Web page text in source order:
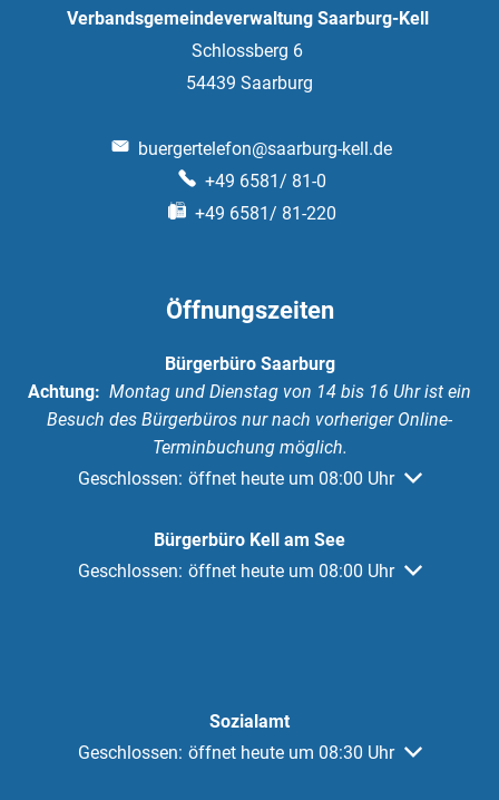
Verbandsgemeindeverwaltung Saarburg-Kell
Schlossberg 6
54439 Saarburg
buergertelefon@saarburg-kell.de
+49 6581/ 81-0
+49 6581/ 81-220
Öffnungszeiten
Bürgerbüro Saarburg
Achtung: Montag und Dienstag von 14 bis 16 Uhr ist ein
Besuch des Bürgerbüros nur nach vorheriger Online-
Terminbuchung möglich.
Klicken, um weitere Öffnungs- oder Schließzeiten
Geschlossen: öffnet heute um 08:00 Uhr
Bürgerbüro Kell am See
Klicken, um weitere Öffnungs- oder Schließzeiten
Geschlossen: öffnet heute um 08:00 Uhr
Sozialamt
Klicken, um weitere Öffnungs- oder Schließzeiten
Geschlossen: öffnet heute um 08:30 Uhr